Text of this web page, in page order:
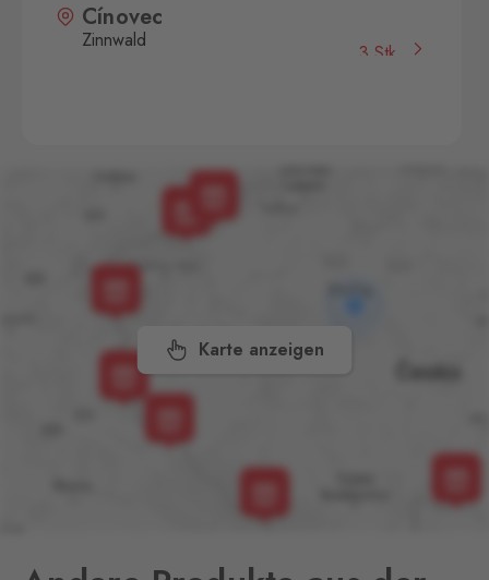
Karte anzeigen
Cínovec
Zinnwald
3 Stk.
České Velenice 670, České
Dolní Dvořiště
Dolní Dvořiště 219, Dolní
382 72
Folmava
Furth im Wald